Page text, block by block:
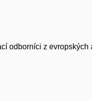
odborníci z evropských